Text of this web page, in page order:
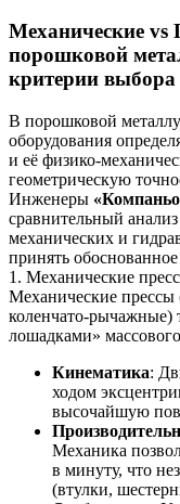
Механические vs
порошковой
критерии выбора
В порошковой
оборудования
и её физико-
геометрическую
Инженеры
сравнительный
механических и
принять
1. Механические
Механические прессы
коленчато-рычажные)
лошадками»
Кинематика:
ходом
высочайшую
Механика
в минуту, что
(втулки,